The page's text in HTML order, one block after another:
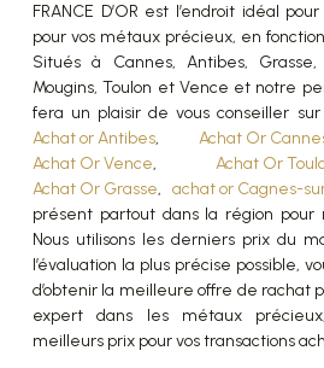
FRANCE D’OR est l’endroit idéal
pour vos métaux précieux, en
Situés à Cannes, Antibes, Grasse,
Mougins, Toulon et Vence et notre
fera un plaisir de vous conseiller
Achat or Antibes, Achat Or
Achat Or Vence, Achat Or
Achat Or Grasse,achat or Cagnes-
présent partout dans la région pour
Nous utilisons les derniers prix du
l’évaluation la plus précise possible,
d’obtenir la meilleure offre de rachat
expert dans les métaux
meilleurs prix pour vos transactions